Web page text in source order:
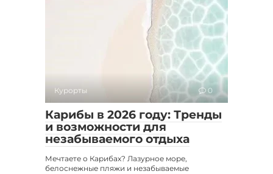
Курорты 0
Карибы в 2026 году: Тренды
и возможности для
незабываемого отдыха
Мечтаете о Карибах? Лазурное море,
белоснежные пляжи и незабываемые